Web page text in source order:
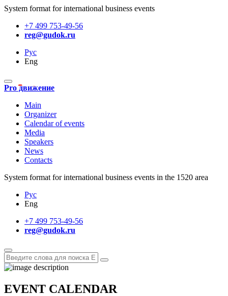
System format for international business events
+7 499 753-49-56
reg@gudok.ru
Рус
Eng
Pro движение
Main
Organizer
Calendar of events
Media
Speakers
News
Contacts
System format for international business events in the 1520 area
Рус
Eng
+7 499 753-49-56
reg@gudok.ru
EVENT CALENDAR